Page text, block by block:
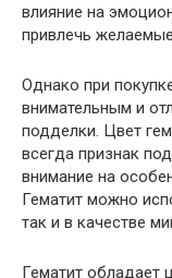
влияние на
привлечь
Однако при
внимательным и
подделки. Цвет
всегда признак
внимание на
Гематит можно
так и в качестве
Гематит обладает